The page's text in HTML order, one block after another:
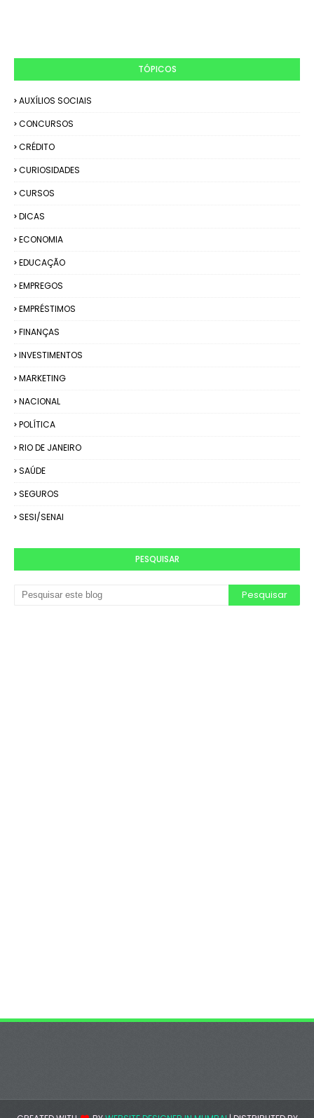
TÓPICOS
AUXÍLIOS SOCIAIS
CONCURSOS
CRÉDITO
CURIOSIDADES
CURSOS
DICAS
ECONOMIA
EDUCAÇÃO
EMPREGOS
EMPRÉSTIMOS
FINANÇAS
INVESTIMENTOS
MARKETING
NACIONAL
POLÍTICA
RIO DE JANEIRO
SAÚDE
SEGUROS
SESI/SENAI
PESQUISAR